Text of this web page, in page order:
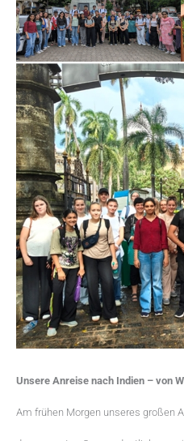
Unsere Anreise nach Indien – von
Am frühen Morgen unseres großen